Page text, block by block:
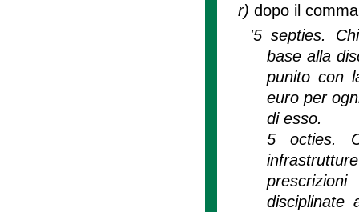
r) dopo il
'5 septies.
base alla
punito con
euro per
di esso.
5 octies.
disciplinate